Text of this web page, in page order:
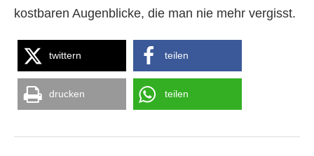
kostbaren Augenblicke, die man nie mehr vergisst.
twittern teilen
drucken teilen